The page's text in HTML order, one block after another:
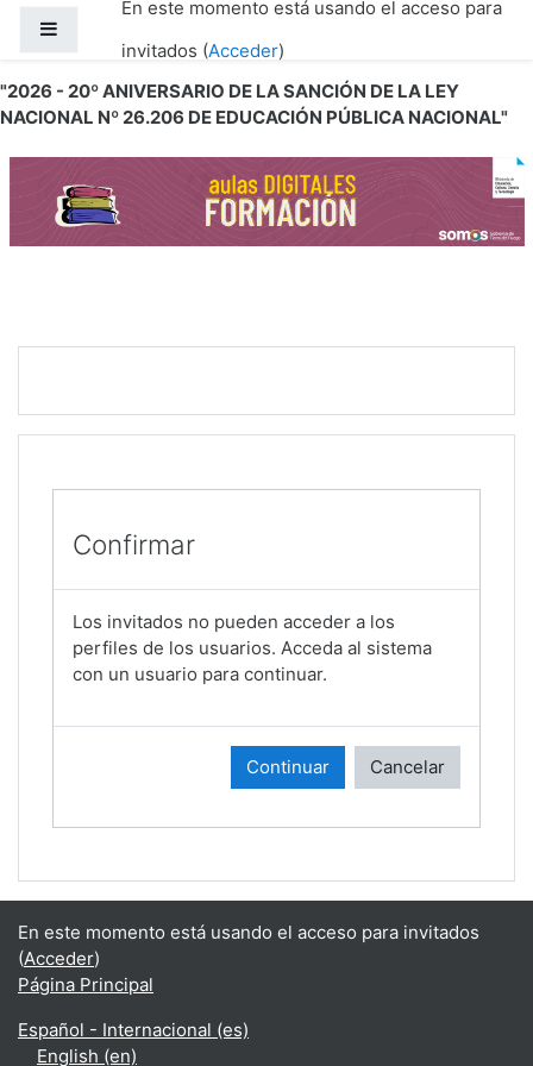
Salta al contenido principal
"2026 - 20º ANIVERSARIO DE LA SANCIÓN DE LA LEY
NACIONAL Nº 26.206 DE EDUCACIÓN PÚBLICA NACIONAL"
En este momento está usando el acceso para
invitados (Acceder)
Confirmar
Los invitados no pueden acceder a los
perfiles de los usuarios. Acceda al sistema
con un usuario para continuar.
Continuar Cancelar
En este momento está usando el acceso para invitados
(Acceder)
Página Principal
Español - Internacional ‎(es)‎
English ‎(en)‎